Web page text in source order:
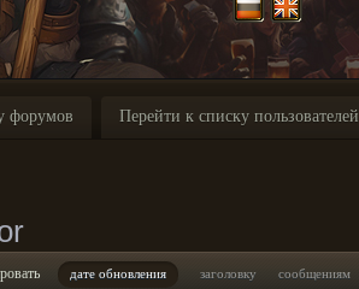
форумов Перейти к списку пользователей
дате обновления заголовку сообщениям